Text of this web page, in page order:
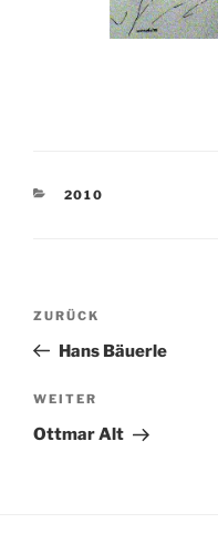
KATEGORIEN
2010
Beitragsnavigation
Vorheriger
Beitrag
ZURÜCK
Hans Bäuerle
Nächster
Beitrag
WEITER
Ottmar Alt